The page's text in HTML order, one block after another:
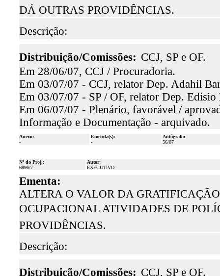
DÁ OUTRAS PROVIDÊNCIAS.
Descrição:
Distribuição/Comissões: CCJ, SP e OF.
Em 28/06/07, CCJ / Procuradoria.
Em 03/07/07 - CCJ, relator Dep. Adahil
Em 03/07/07 - SP / OF, relator Dep.
Em 06/07/07 - Plenário, favorável /
Informação e Documentação - arquivado.
Anexo:
-
Emenda(s):
-
Autógrafo:
56/07
Nº do Proj.:
6896/7
Autor:
EXECUTIVO
Ementa:
ALTERA O VALOR DA
OCUPACIONAL ATIVIDADES DE
PROVIDÊNCIAS.
Descrição:
Distribuição/Comissões: CCJ, SP e OF.